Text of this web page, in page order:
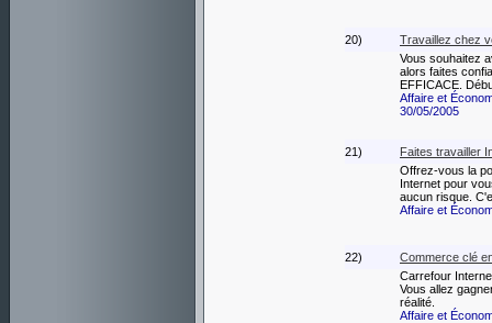
20)
Travaillez chez
Vous souhaitez
alors faites
EFFICACE.
Affaire et
30/05/2005
21)
Faites travailler
Offrez-vous la
Internet pour
aucun risque.
Affaire et
22)
Commerce clé
Carrefour
Vous allez
réalité.
Affaire et